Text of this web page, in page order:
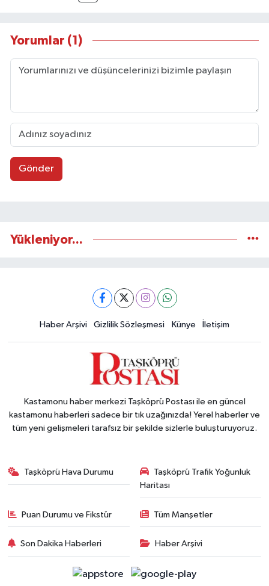
Yorumlar (1)
Gönder
Yükleniyor...
Haber Arşivi Gizlilik Sözleşmesi Künye İletişim
Kastamonu haber merkezi Taşköprü Postası ile en güncel
kastamonu haberleri sadece bir tık uzağınızda! Yerel haberler ve
tüm yeni gelişmeleri tarafsız bir şekilde sizlerle buluşturuyoruz.
Taşköprü Hava Durumu
Taşköprü Trafik Yoğunluk
Haritası
Puan Durumu ve Fikstür Tüm Manşetler
Son Dakika Haberleri Haber Arşivi